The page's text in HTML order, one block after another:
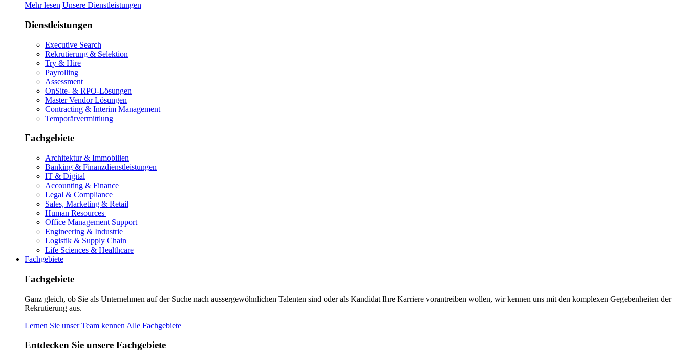
Mehr lesen Unsere Dienstleistungen
Dienstleistungen
Executive Search
Rekrutierung & Selektion
Try & Hire
Payrolling
Assessment
OnSite- & RPO-Lösungen
Master Vendor Lösungen
Contracting & Interim Management
Temporärvermittlung
Fachgebiete
Architektur & Immobilien
Banking & Finanzdienstleistungen
IT & Digital
Accounting & Finance
Legal & Compliance
Sales, Marketing & Retail
Human Resources
Office Management Support
Engineering & Industrie
Logistik & Supply Chain
Life Sciences & Healthcare
Fachgebiete
Fachgebiete
Ganz gleich, ob Sie als Unternehmen auf der Suche nach aussergewöhnlichen Talenten sind oder als Kandidat Ihre Karriere vorantreiben wollen, wir kennen uns mit den komplexen Gegebenheiten der
Rekrutierung aus.
Lernen Sie unser Team kennen Alle Fachgebiete
Entdecken Sie unsere Fachgebiete